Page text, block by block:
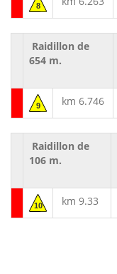
8
Raidillon de
654 m.
9 km 6.746
Raidillon de
106 m.
10 km 9.33